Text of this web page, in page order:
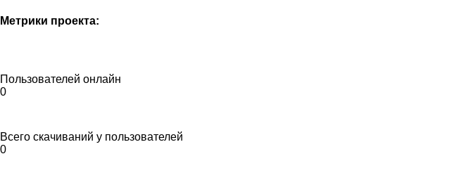
Метрики проекта:
Пользователей онлайн
0
Всего скачиваний у пользователей
0